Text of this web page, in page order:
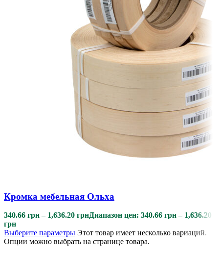
Кромка мебельная Ольха
340.66 грн – 1,636.20 грнДиапазон цен: 340.66 грн – 1,636.20
грн
Выберите параметры Этот товар имеет несколько вариаций.
Опции можно выбрать на странице товара.